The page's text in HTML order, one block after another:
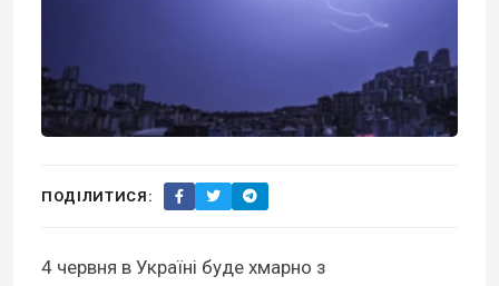
ПОДІЛИТИСЯ:
4 червня в Україні буде хмарно з